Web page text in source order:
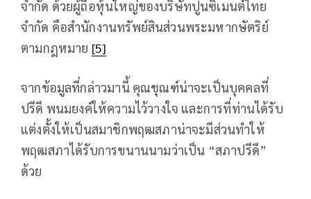
จำกัด ด้วยผู้ถือหุ้นใหญ่ของบริษัทปูนซิเมนต์ไทย
จำกัด คือสำนักงานทรัพย์สินส่วนพระมหากษัตริย์
ตามกฎหมาย [5]
จากข้อมูลที่กล่าวมานี้ คุณชุณฑ์น่าจะเป็นบุคคลที่
ปรีดี พนมยงค์ให้ความไว้วางใจ และการที่ท่านได้รับ
แต่งตั้งให้เป็นสมาชิกพฤฒสภาน่าจะมีส่วนทำให้
พฤฒสภาได้รับการขนานนามว่าเป็น “สภาปรีดี”
ด้วย